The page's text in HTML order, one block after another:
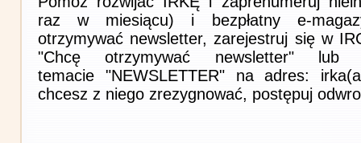
raz w miesiącu) i bezpłatny e-
otrzymywać newsletter, zarejestruj się w
"Chcę otrzymywać newsletter"
temacie "NEWSLETTER" na adres:
chcesz z niego zrezygnować, postępuj